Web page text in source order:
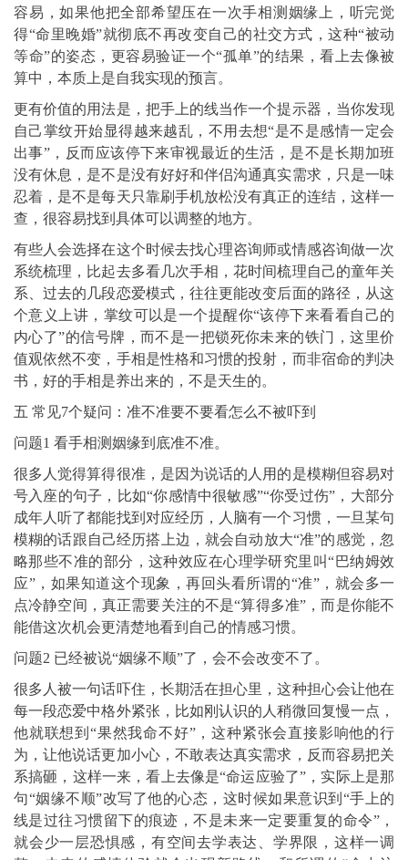
容易，如果他把全部希望压在一次手相测姻缘上，听完觉
得“命里晚婚”就彻底不再改变自己的社交方式，这种“被动
等命”的姿态，更容易验证一个“孤单”的结果，看上去像被
算中，本质上是自我实现的预言。
更有价值的用法是，把手上的线当作一个提示器，当你发现
自己掌纹开始显得越来越乱，不用去想“是不是感情一定会
出事”，反而应该停下来审视最近的生活，是不是长期加班
没有休息，是不是没有好好和伴侣沟通真实需求，只是一味
忍着，是不是每天只靠刷手机放松没有真正的连结，这样一
查，很容易找到具体可以调整的地方。
有些人会选择在这个时候去找心理咨询师或情感咨询做一次
系统梳理，比起去多看几次手相，花时间梳理自己的童年关
系、过去的几段恋爱模式，往往更能改变后面的路径，从这
个意义上讲，掌纹可以是一个提醒你“该停下来看看自己的
内心了”的信号牌，而不是一把锁死你未来的铁门，这里价
值观依然不变，手相是性格和习惯的投射，而非宿命的判决
书，好的手相是养出来的，不是天生的。
五 常见7个疑问：准不准要不要看怎么不被吓到
问题1 看手相测姻缘到底准不准。
很多人觉得算得很准，是因为说话的人用的是模糊但容易对
号入座的句子，比如“你感情中很敏感”“你受过伤”，大部分
成年人听了都能找到对应经历，人脑有一个习惯，一旦某句
模糊的话跟自己经历搭上边，就会自动放大“准”的感觉，忽
略那些不准的部分，这种效应在心理学研究里叫“巴纳姆效
应”，如果知道这个现象，再回头看所谓的“准”，就会多一
点冷静空间，真正需要关注的不是“算得多准”，而是你能不
能借这次机会更清楚地看到自己的情感习惯。
问题2 已经被说“姻缘不顺”了，会不会改变不了。
很多人被一句话吓住，长期活在担心里，这种担心会让他在
每一段恋爱中格外紧张，比如刚认识的人稍微回复慢一点，
他就联想到“果然我命不好”，这种紧张会直接影响他的行
为，让他说话更加小心，不敢表达真实需求，反而容易把关
系搞砸，这样一来，看上去像是“命运应验了”，实际上是那
句“姻缘不顺”改写了他的心态，这时候如果意识到“手上的
线是过往习惯留下的痕迹，不是未来一定要重复的命令”，
就会少一层恐惧感，有空间去学表达、学界限，这样一调